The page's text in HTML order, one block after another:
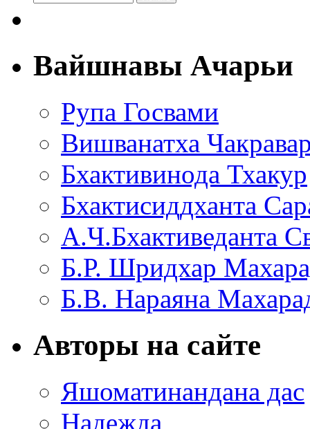
Вайшнавы Ачарьи
Рупа Госвами
Вишванатха
Бхактивинода Тхакур
Бхактисиддханта
А.Ч.Бхактиведанта
Б.Р. Шридхар
Б.В. Нараяна
Авторы на сайте
Яшоматинандана дас
Надежда